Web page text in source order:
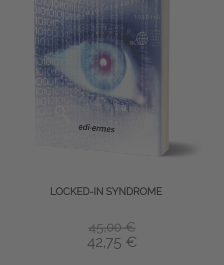
LOCKED-IN SYNDROME
45,00 €
42,75 €